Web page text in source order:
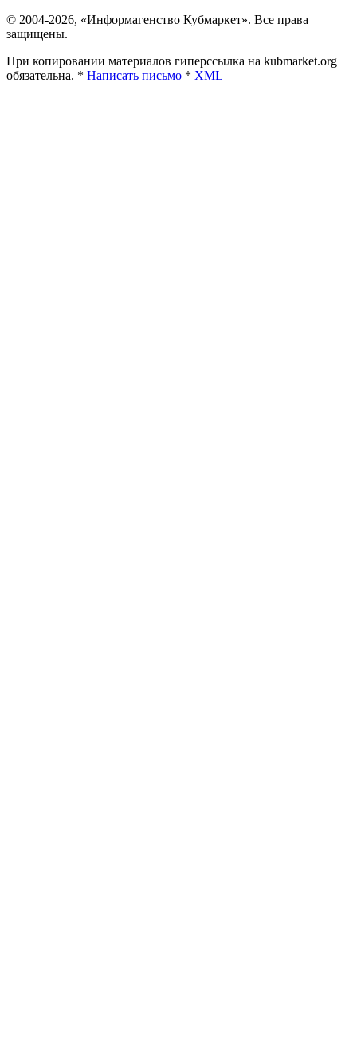
© 2004-2026, «Информагенство Кубмаркет». Все права
защищены.
При копировании материалов гиперссылка на kubmarket.org
обязательна. * Написать письмо * XML